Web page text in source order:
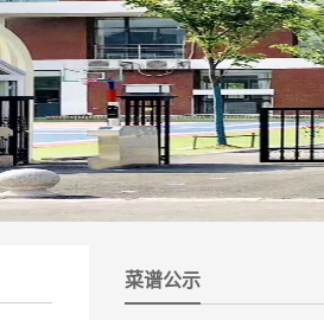
菜谱公示